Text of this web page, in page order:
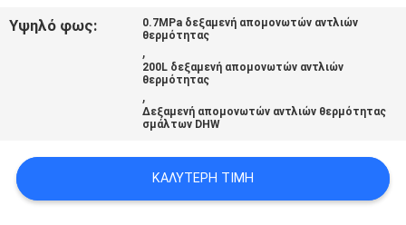
ΥΠΟΘΈΣΕΙΣ
SITEMAP
Υψηλό φως:
0.7MPa δεξαμενή απομονωτών αντλιών
θερμότητας
,
200L δεξαμενή απομονωτών αντλιών
θερμότητας
,
Δεξαμενή απομονωτών αντλιών θερμότητας
σμάλτων DHW
ΚΑΛΎΤΕΡΗ ΤΙΜΉ